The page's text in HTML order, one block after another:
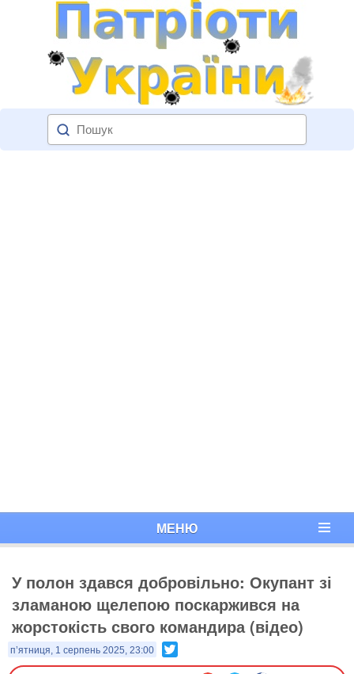
МЕНЮ
У полон здався добровільно: Окупант зі
зламаною щелепою поскаржився на
жорстокість свого командира (відео)
п’ятниця, 1 серпень 2025, 23:00